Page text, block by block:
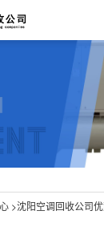
>沈阳空调回收公司